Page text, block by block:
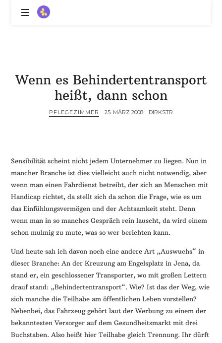
ZitronenBitter
mit
dein
Mut
und
ein
Lächeln
//
Wenn es Behindertentransport
heißt, dann schon
PFLEGEZIMMER 25. MÄRZ 2008 DIRKSTR
Sensibilität scheint nicht jedem Unternehmer zu liegen. Nun in
mancher Branche ist dies vielleicht auch nicht notwendig, aber
wenn man einen Fahrdienst betreibt, der sich an Menschen mit
Handicap richtet, da stellt sich da schon die Frage, wie es um
das Einfühlungsvermögen und der Achtsamkeit steht. Denn
wenn man in so manches Gespräch rein lauscht, da wird einem
schon mulmig zu mute, was so wer berichten kann.
Und heute sah ich davon noch eine andere Art „Auswuchs“ in
dieser Branche: An der Kreuzung am Engelsplatz in Jena, da
stand er, ein geschlossener Transporter, wo mit großen Lettern
drauf stand: „Behindertentransport“. Wie? Ist das der Weg, wie
sich manche die Teilhabe am öffentlichen Leben vorstellen?
Nebenbei, das Fahrzeug gehört laut der Werbung zu einem der
bekanntesten Versorger auf dem Gesundheitsmarkt mit drei
Buchstaben. Also heißt hier Teilhabe gleich Trennung. Ihr dürft